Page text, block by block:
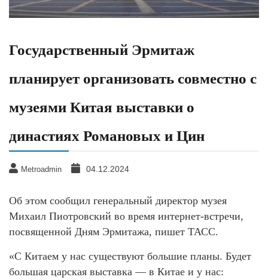
Государственный Эрмитаж
планирует организовать совместно с
музеями Китая выставки о
династиях Романовых и Цин
Metroadmin 04.12.2024
Об этом сообщил генеральный директор музея
Михаил Пиотровский во время интернет-встречи,
посвященной Дням Эрмитажа, пишет ТАСС.
«С Китаем у нас существуют большие планы. Будет
большая царская выставка — в Китае и у нас: